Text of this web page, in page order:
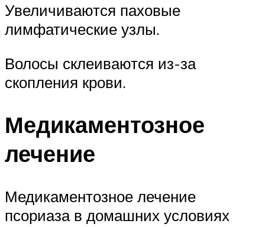
Увеличиваются паховые
лимфатические узлы.
Волосы склеиваются из-за
скопления крови.
Медикаментозное
лечение
Медикаментозное лечение
псориаза в домашних условиях